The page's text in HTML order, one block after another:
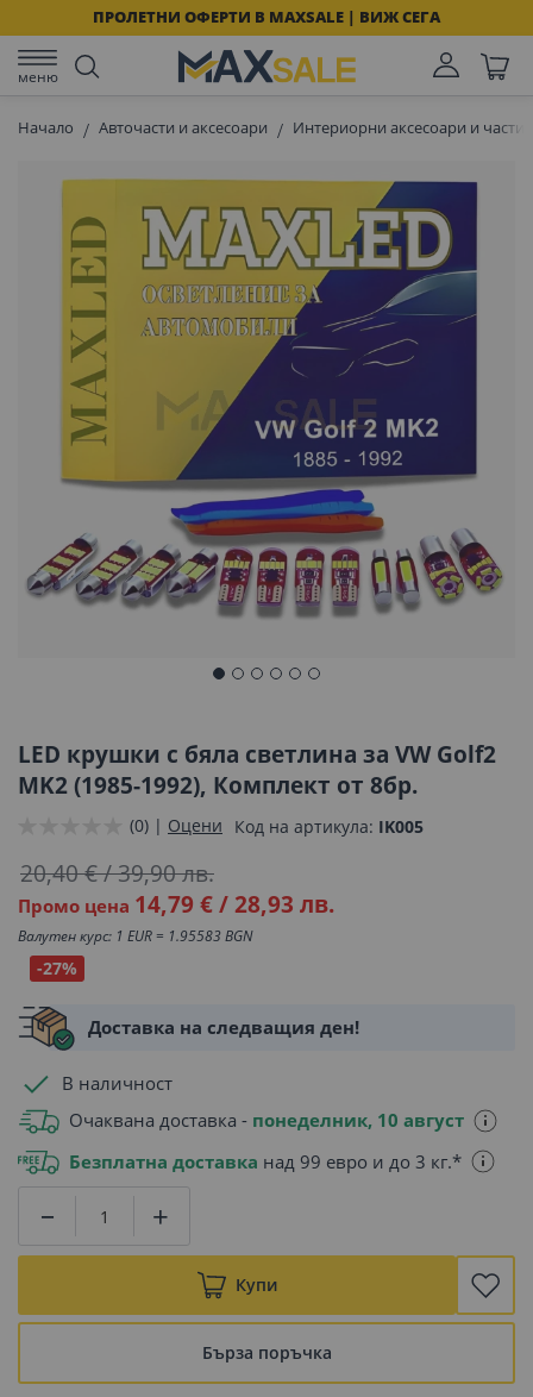
ПРОЛЕТНИ ОФЕРТИ В MAXSALE | ВИЖ СЕГА
меню
Начало Авточасти и аксесоари Интериорни аксесоари и части
Преминете
галерията
изображенията
началото
на
галерия
LED крушки с бяла светлина за VW Golf2
MK2 (1985-1992), Комплект от 8бр.
(0) | Оцени Код на артикула IK005
Промо цена 14,79 €/28,93 лв.
20,40 €/39,90 лв.
Валутен курс: 1 EUR = 1.95583 BGN
-27%
Доставка на следващия ден!
В наличност
Очаквана доставка - понеделник, 10 август
Безплатна доставка над 99 евро и до 3 кг.*
Купи
Бърза поръчка